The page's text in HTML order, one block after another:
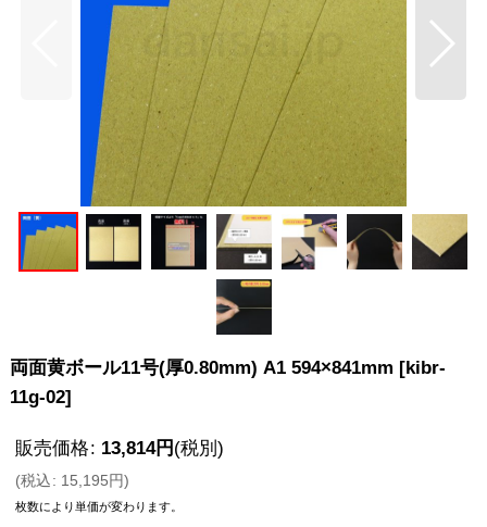
両面黄ボール11号(厚0.80mm) A1 594×841mm [kibr-
11g-02]
販売価格: 13,814円(税別)
(税込: 15,195円)
枚数により単価が変わります。